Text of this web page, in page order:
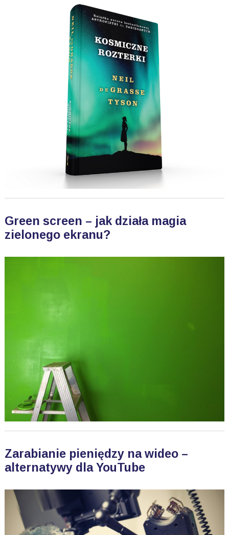
Green screen – jak działa magia
zielonego ekranu?
Zarabianie pieniędzy na wideo –
alternatywy dla YouTube